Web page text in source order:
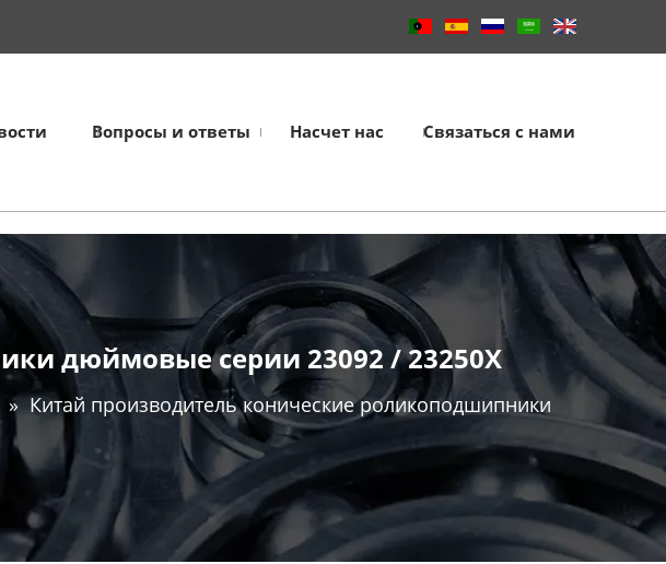
Вопросы и ответы Насчет нас Связаться с нами
дюймовые серии 23092 / 23250X
» Китай производитель конические роликоподшипники